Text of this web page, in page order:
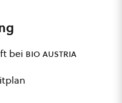
bei bio austria